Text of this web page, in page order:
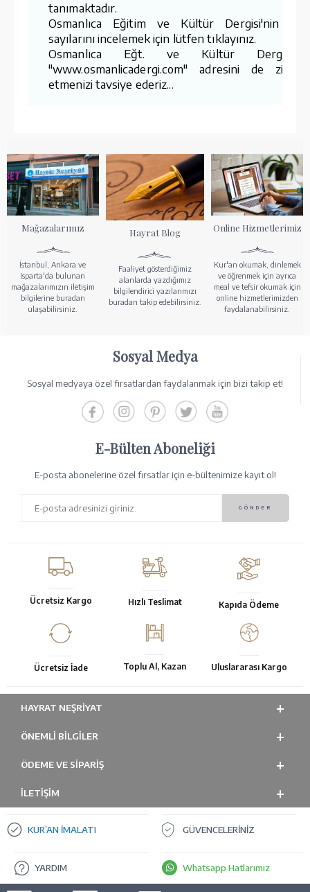
tanımaktadır.
Osmanlıca Eğitim ve Kültür Dergisi'nin
sayılarını incelemek için lütfen tıklayınız.
Osmanlıca Eğt. ve Kültür
"www.osmanlicadergi.com" adresini de
etmenizi tavsiye ederiz...
Mağazalarımız
İstanbul, Ankara ve
Isparta'da bulunan
mağazalarımızın iletişim
bilgilerine buradan
ulaşabilirsiniz.
Hayrat Blog
Faaliyet gösterdiğimiz
alanlarda yazdığımız
bilgilendirici yazılarımızı
buradan takip edebilirsiniz.
Online Hizmetlerimiz
Kur'an okumak, dinlemek
ve öğrenmek için ayrıca
meal ve tefsir okumak için
online hizmetlerimizden
faydalanabilirsiniz.
Sosyal Medya
Sosyal medyaya özel fırsatlardan faydalanmak için bizi takip et!
E-Bülten Aboneliği
E-posta abonelerine özel fırsatlar için e-bültenimize kayıt ol!
Ücretsiz Kargo Hızlı Teslimat Kapıda Ödeme
Ücretsiz İade Toplu Al, Kazan Uluslararası Kargo
HAYRAT NEŞRIYAT
ÖNEMLI BILGILER
ÖDEME VE SİPARİŞ
İLETİŞİM
KUR’AN İMALATI GÜVENCELERİNİZ
YARDIM Whatsapp Hatlarımız